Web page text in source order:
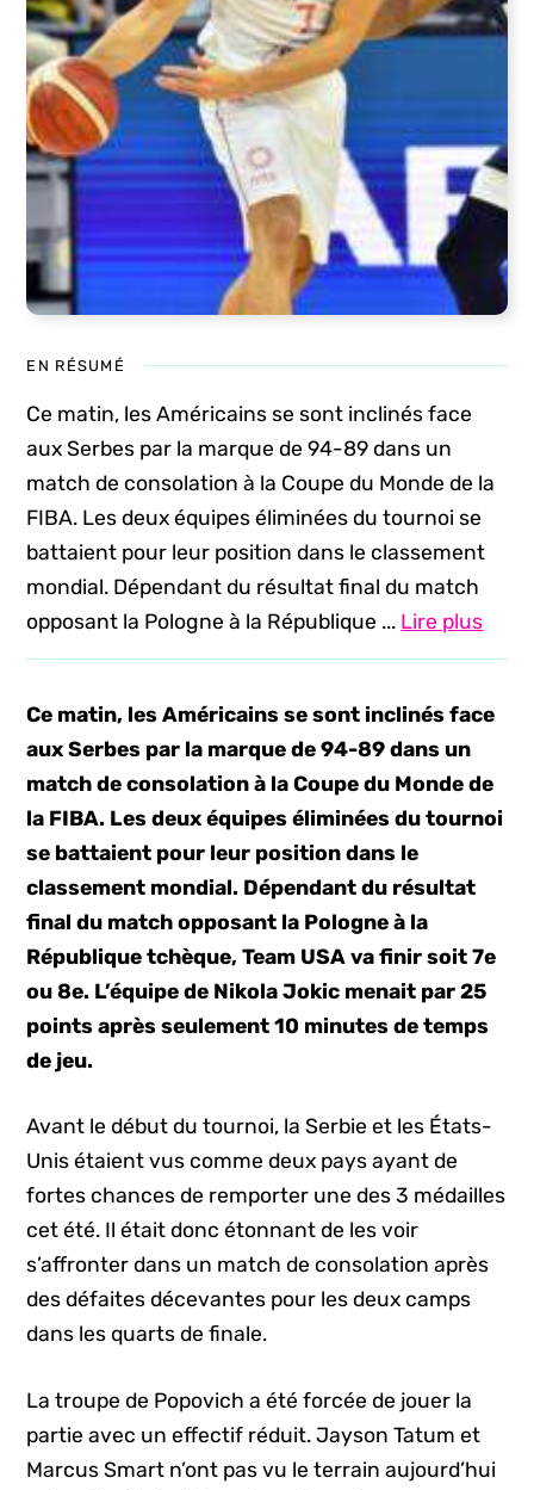
EN RÉSUMÉ
Ce matin, les Américains se sont inclinés face
aux Serbes par la marque de 94-89 dans un
match de consolation à la Coupe du Monde de la
FIBA. Les deux équipes éliminées du tournoi se
battaient pour leur position dans le classement
mondial. Dépendant du résultat final du match
opposant la Pologne à la République ... Lire plus
Ce matin, les Américains se sont inclinés face
aux Serbes par la marque de 94-89 dans un
match de consolation à la Coupe du Monde de
la FIBA. Les deux équipes éliminées du tournoi
se battaient pour leur position dans le
classement mondial. Dépendant du résultat
final du match opposant la Pologne à la
République tchèque, Team USA va finir soit 7e
ou 8e. L’équipe de Nikola Jokic menait par 25
points après seulement 10 minutes de temps
de jeu.
Avant le début du tournoi, la Serbie et les États-
Unis étaient vus comme deux pays ayant de
fortes chances de remporter une des 3 médailles
cet été. Il était donc étonnant de les voir
s’affronter dans un match de consolation après
des défaites décevantes pour les deux camps
dans les quarts de finale.
La troupe de Popovich a été forcée de jouer la
partie avec un effectif réduit. Jayson Tatum et
Marcus Smart n’ont pas vu le terrain aujourd’hui